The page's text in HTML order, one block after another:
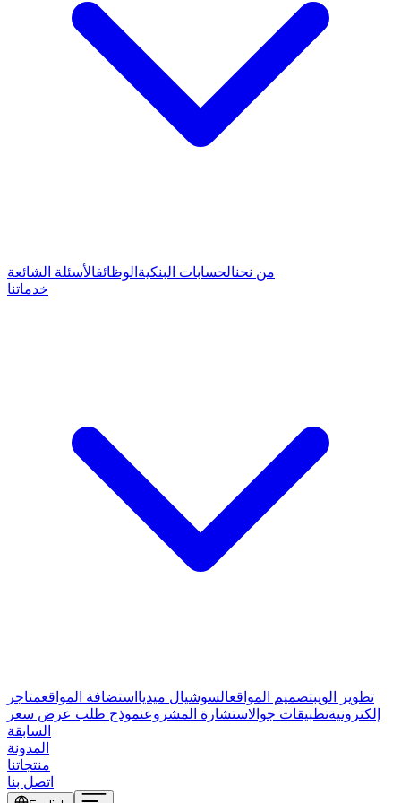
من نحنالحسابات البنكية الوظائفالأسئلة الشائعة
خدماتنا
تطوير الويبتصميم المواقعالسوشيال ميديا استضافة المواقعمتاجر
إلكترونيةتطبيقات جوالاستشارة المشروعنموذج طلب عرض سعر
السابقة
المدونة
منتجاتنا
اتصل بنا